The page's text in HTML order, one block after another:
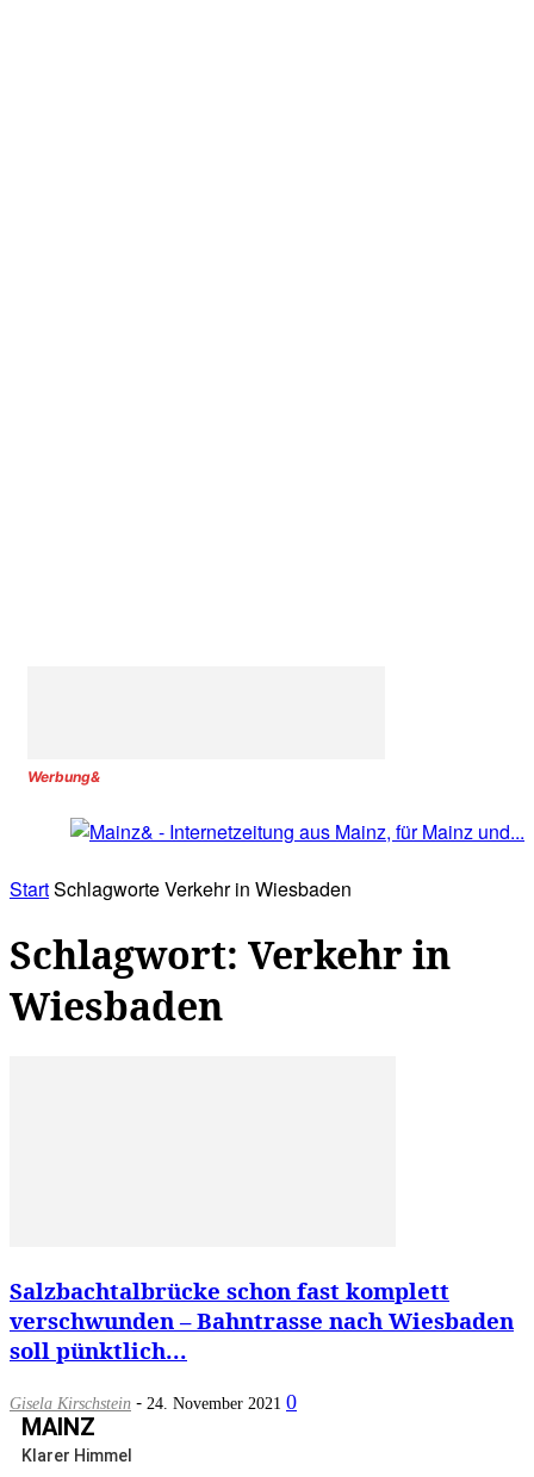
Werbung&
StartSchlagworteVerkehr in Wiesbaden
Schlagwort: Verkehr in
Wiesbaden
Salzbachtalbrücke schon fast komplett
verschwunden – Bahntrasse nach Wiesbaden
soll pünktlich...
Gisela Kirschstein - 24. November 2021 0
MAINZ
Klarer Himmel